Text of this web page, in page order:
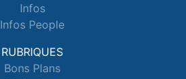
Infos
Infos People
RUBRIQUES
Bons Plans